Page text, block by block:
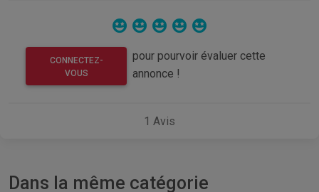
CONNECTEZ-
VOUS
pour pourvoir évaluer cette
annonce !
1 Avis
Dans la même catégorie